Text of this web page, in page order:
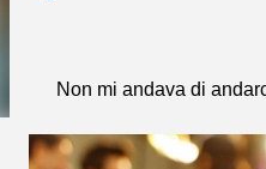
Non mi andava di